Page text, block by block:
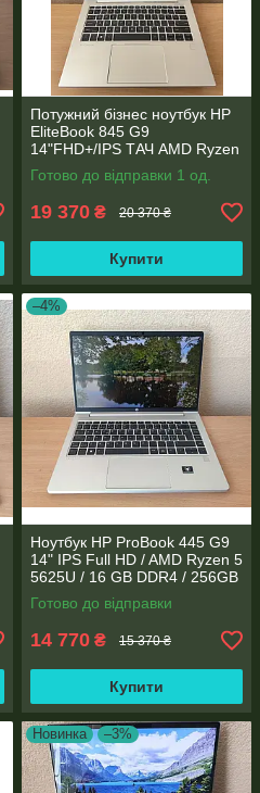
Потужний бізнес ноутбук HP
EliteBook 845 G9
14"FHD+/IPS ТАЧ AMD Ryzen
5 6600U 6 ядер/16 DDR5/512
SSD NVME/AMD Radeon
Готово до відправки 1 од.
19 370 ₴ 20 370 ₴
Купити
–4%
Ноутбук HP ProBook 445 G9
14" IPS Full HD / AMD Ryzen 5
5625U / 16 GB DDR4 / 256GB
SSD M.2 / AMD Radeon RX
Vega 7 / WebCam
Готово до відправки
14 770 ₴ 15 370 ₴
Купити
Новинка –3%